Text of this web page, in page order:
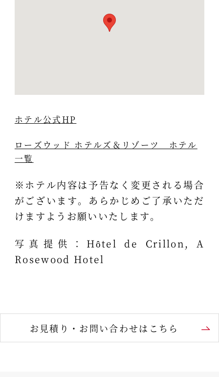
ホテル公式HP
ローズウッド ホテルズ＆リゾーツ ホテル
一覧
※ホテル内容は予告なく変更される場合
がございます。あらかじめご了承いただ
けますようお願いいたします。
写真提供：Hôtel de Crillon, A
Rosewood Hotel
お見積り・お問い合わせはこちら